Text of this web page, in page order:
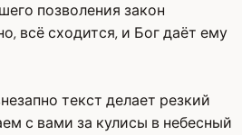
позволения закон
всё сходится, и Бог даёт ему
текст делает резкий
с вами за кулисы в небесный